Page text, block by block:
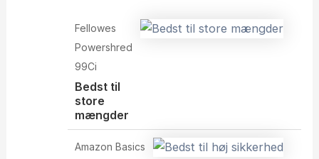
Fellowes
Powershred
99Ci
Bedst til
store
mængder
Amazon Basics